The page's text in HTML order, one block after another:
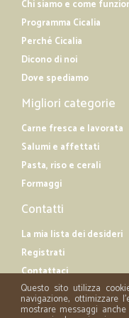
Chi siamo e come
Programma Cicalia
Perché Cicalia
Dicono di noi
Dove spediamo
Migliori categorie
Carne fresca e lavorata
Salumi e affettati
Pasta, riso e cerali
Formaggi
Contatti
La mia lista dei desideri
Registrati
Contattaci
Questo sito utilizza
navigazione, ottimizzare
mostrare messaggi